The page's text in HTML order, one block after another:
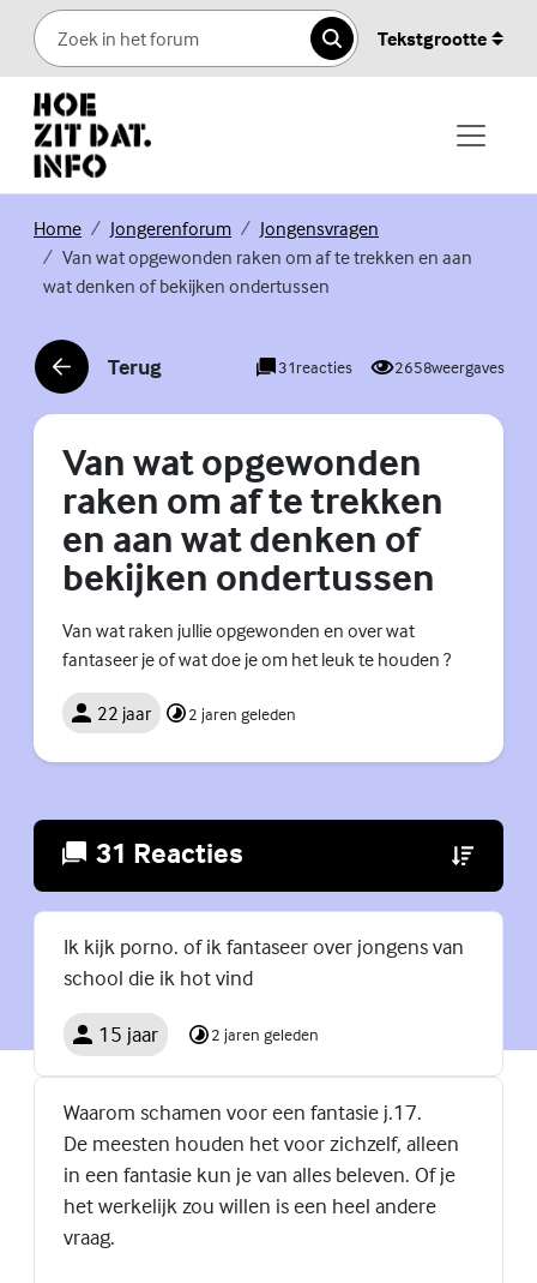
Skip to content
Zoeken
Tekstgrootte
Home(Externe link)
Jongerenforum(Externe link)
Jongensvragen
Van wat opgewonden raken om af te trekken en aan
wat denken of bekijken ondertussen
Terug
(Externe link) 31reacties 2658weergaves
Van wat opgewonden
raken om af te trekken
en aan wat denken of
bekijken ondertussen
Van wat raken jullie opgewonden en over wat
fantaseer je of wat doe je om het leuk te houden ?
22 jaar 2 jaren geleden
31 Reacties (Externe
Ik kijk porno. of ik fantaseer over jongens van
school die ik hot vind
15 jaar 2 jaren geleden
Waarom schamen voor een fantasie j.17.
De meesten houden het voor zichzelf, alleen
in een fantasie kun je van alles beleven. Of je
het werkelijk zou willen is een heel andere
vraag.